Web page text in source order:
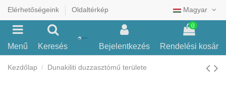
Elérhetőségeink Oldaltérkép Magyar
Menű Keresés Bejelentkezés
0
Rendelési kosár
Kezdőlap Dunakiliti duzzasztómű területe